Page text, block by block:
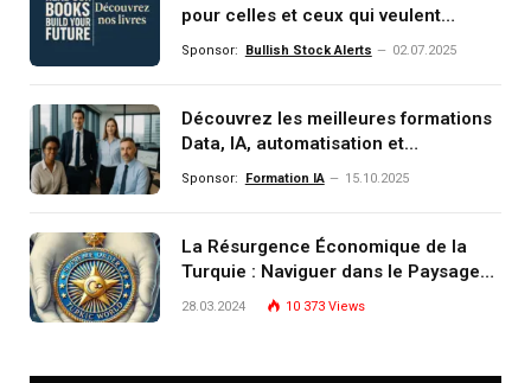
pour celles et ceux qui veulent
comprendre, investir et dominer le
Sponsor: Bullish Stock Alerts 02.07.2025
Découvrez les meilleures formations
Data, IA, automatisation et
investissement (gestion de
Sponsor: Formation IA 15.10.2025
La Résurgence Économique de la
Turquie : Naviguer dans le Paysage
Post-Crise
28.03.2024 10 373 Views